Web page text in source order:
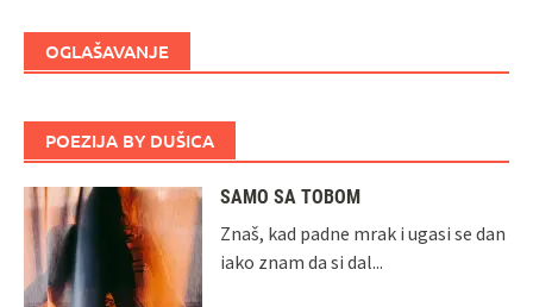
OGLAŠAVANJE
POEZIJA BY DUŠICA
SAMO SA TOBOM
Znaš, kad padne mrak i ugasi se dan
iako znam da si dal...